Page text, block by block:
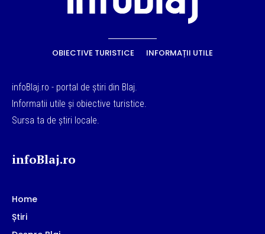
OBIECTIVE TURISTICE INFORMAȚII UTILE
infoBlaj.ro - portal de știri din Blaj.
Informatii utile și obiective turistice.
Sursa ta de știri locale.
infoBlaj.ro
Home
Știri